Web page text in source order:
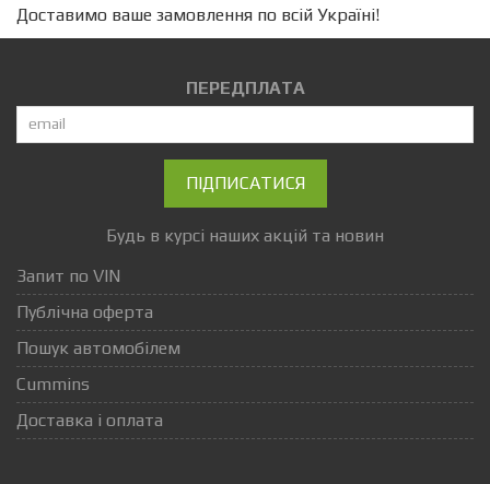
Доставимо ваше замовлення по всій Україні!
ПЕРЕДПЛАТА
ПІДПИСАТИСЯ
Будь в курсі наших акцій та новин
Запит по VIN
Публічна оферта
Пошук автомобілем
Cummins
Доставка і оплата